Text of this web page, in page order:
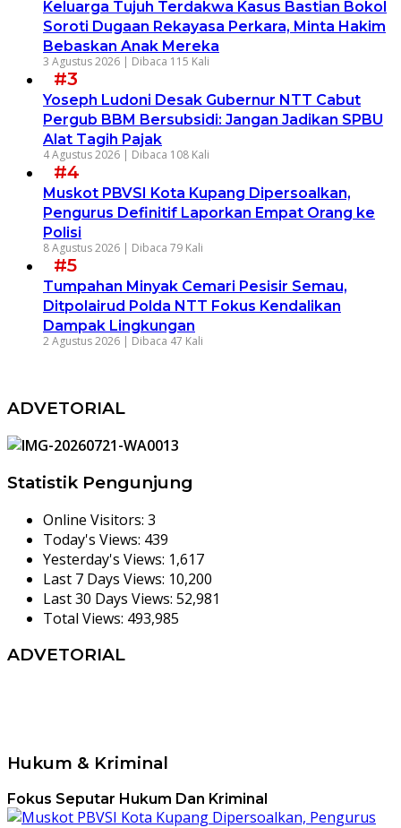
Keluarga Tujuh Terdakwa Kasus Bastian Bokol
Soroti Dugaan Rekayasa Perkara, Minta Hakim
Bebaskan Anak Mereka
3 Agustus 2026 | Dibaca 115 Kali
#3
Yoseph Ludoni Desak Gubernur NTT Cabut
Pergub BBM Bersubsidi: Jangan Jadikan SPBU
Alat Tagih Pajak
4 Agustus 2026 | Dibaca 108 Kali
#4
Muskot PBVSI Kota Kupang Dipersoalkan,
Pengurus Definitif Laporkan Empat Orang ke
Polisi
8 Agustus 2026 | Dibaca 79 Kali
#5
Tumpahan Minyak Cemari Pesisir Semau,
Ditpolairud Polda NTT Fokus Kendalikan
Dampak Lingkungan
2 Agustus 2026 | Dibaca 47 Kali
ADVETORIAL
Statistik Pengunjung
Online Visitors: 3
Today's Views: 439
Yesterday's Views: 1,617
Last 7 Days Views: 10,200
Last 30 Days Views: 52,981
Total Views: 493,985
ADVETORIAL
Hukum & Kriminal
Fokus Seputar Hukum Dan Kriminal